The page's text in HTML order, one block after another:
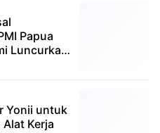
Papua
Luncurkan
FC
Yonii untuk
Kerja